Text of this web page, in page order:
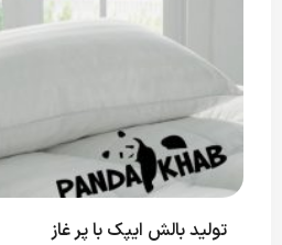
تولید بالش ایپک با پر غاز